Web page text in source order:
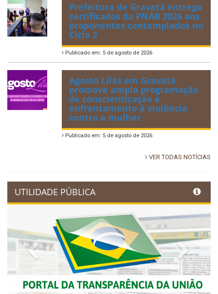
Prefeitura de Gravatá entrega
certificados da PNAB 2026 aos
proponentes contemplados no
Ciclo 2
Publicado em: 5 de agosto de 2026
Agosto Lilás em Gravatá
promove ampla programação
de conscientização e
enfrentamento à violência
contra a mulher
Publicado em: 5 de agosto de 2026
VER TODAS NOTÍCIAS
UTILIDADE PÚBLICA
Previous Next